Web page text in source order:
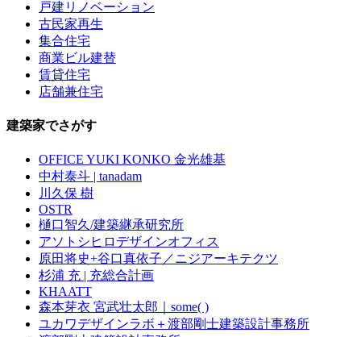
戸建リノベーション
古民家再生
集合住宅
商業ビル建替
賃貸住宅
店舗兼住宅
建築家でさがす
OFFICE YUKI KONKO 金光雄基
中村泰斗 | tanadam
川久保 樹
OSTR
樋口智久/建築継承研究所
アソトシヒロデザインオフィス
原田将史+谷口真依子／ニジアーキテクツ
杉浦 充 | 充総合計画
KHAATT
森本芽衣 宮武壮太郎｜some( )
ユカワデザインラボ＋渡部剛士建築設計事務所